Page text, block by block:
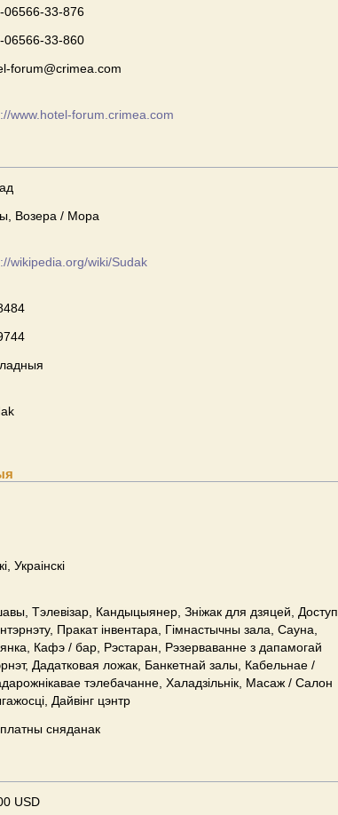
06566-33-876
06566-33-860
forum@crimea.com
www.hotel-forum.crimea.com
Возера / Мора
wikipedia.org/wiki/Sudak
Украінскі
Тэлевізар, Кандыцыянер, Зніжак для дзяцей, Доступ
Пракат інвентара, Гімнастычны зала, Сауна,
Кафэ / бар, Рэстаран, Рэзерваванне з дапамогай
Дадатковая ложак, Банкетнай залы, Кабельнае /
тэлебачанне, Халадзільнік, Масаж / Салон
Дайвінг цэнтр
сняданак
USD